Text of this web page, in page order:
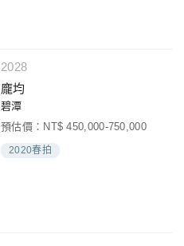
2028
龐均
碧潭
預估價：NT$ 450,000-750,000
2020春拍